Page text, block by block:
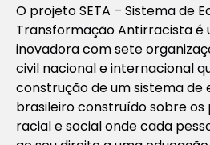
O projeto SETA – Sistema de
Transformação Antirracista é
inovadora com sete
civil nacional e internacional
construção de um sistema de
brasileiro construído sobre os
racial e social onde cada